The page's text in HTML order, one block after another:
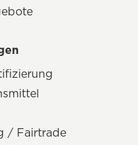
/ Fairtrade